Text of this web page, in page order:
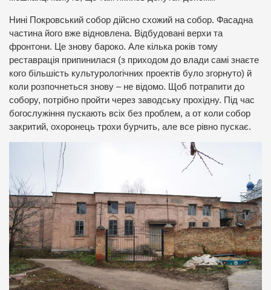
Нині Покровський собор дійсно схожий на собор. Фасадна
частина його вже відновлена. Відбудовані верхи та
фронтони. Це знову бароко. Але кілька років тому
реставрація припинилася (з приходом до влади самі знаєте
кого більшість культурологічних проектів було згорнуто) й
коли розпочнеться знову – не відомо. Щоб потрапити до
собору, потрібно пройти через заводську прохідну. Під час
богослужіння пускають всіх без проблем, а от коли собор
закритий, охоронець трохи бурчить, але все рівно пускає.